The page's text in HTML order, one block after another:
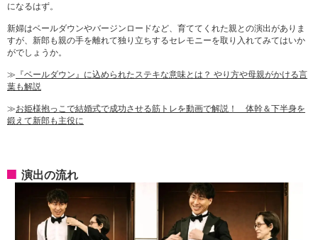
になるはず。
新婦はベールダウンやバージンロードなど、育ててくれた親との演出がありま
すが、新郎も親の手を離れて独り立ちするセレモニーを取り入れてみてはいか
がでしょうか。
≫ 『ベールダウン』に込められたステキな意味とは？ やり方や母親がかける言
葉も解説
≫お姫様抱っこで結婚式で成功させる筋トレを動画で解説！ 体幹＆下半身を
鍛えて新郎も主役に
演出の流れ